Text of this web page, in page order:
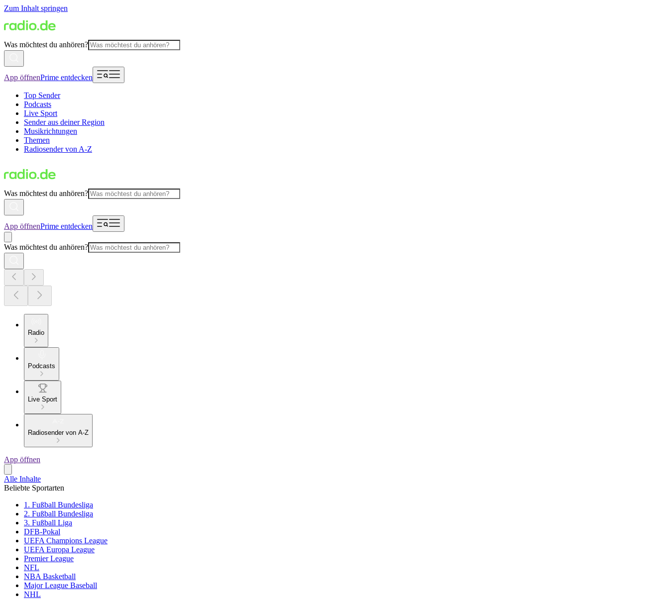
Zum Inhalt springen
Was möchtest du anhören?
App öffnenPrime entdecken
Top Sender
Podcasts
Live Sport
Sender aus deiner Region
Musikrichtungen
Themen
Radiosender von A-Z
Was möchtest du anhören?
App öffnenPrime entdecken
Was möchtest du anhören?
Radio
Podcasts
Live Sport
Radiosender von A-Z
App öffnen
Alle Inhalte
Beliebte Sportarten
1. Fußball Bundesliga
2. Fußball Bundesliga
3. Fußball Liga
DFB-Pokal
UEFA Champions League
UEFA Europa League
Premier League
NFL
NBA Basketball
Major League Baseball
NHL